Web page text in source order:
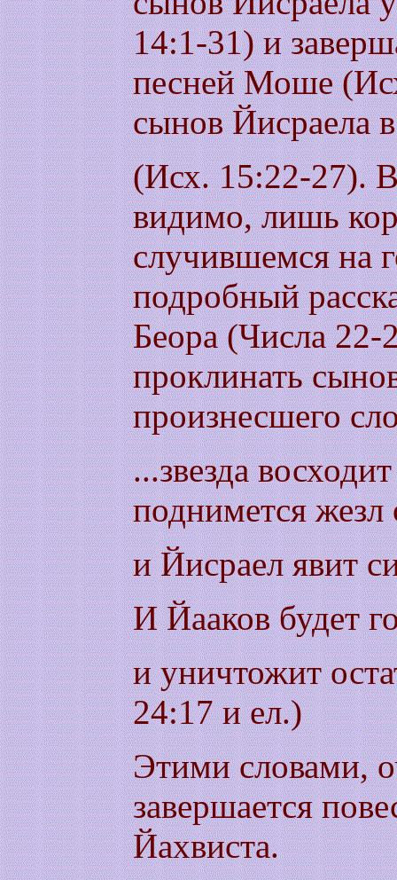
14:1-31) и
песней Моше
сынов Йисраела
(Исх. 15:22-27).
видимо, лишь
случившемся на
подробный
Беора (Числа 22-
проклинать
произнесшего
...звезда
поднимется жезл
и Йисраел явит
И Йааков будет
и уничтожит
24:17 и ел.)
Этими словами,
завершается
Йахвиста.